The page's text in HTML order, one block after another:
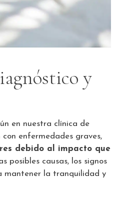
y
en nuestra clínica de
enfermedades graves,
debido al impacto que
posibles causas, los signos
mantener la tranquilidad y